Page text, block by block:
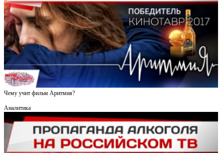
Чему учит фильм Аритмия?
Аналитика